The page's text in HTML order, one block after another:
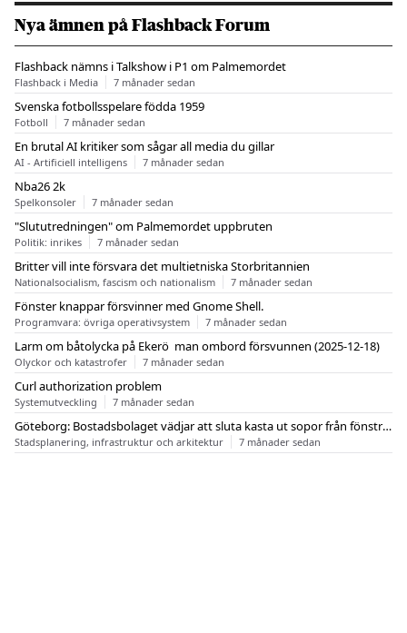
Nya ämnen på Flashback Forum
Flashback nämns i Talkshow i P1 om Palmemordet
Flashback i Media 7 månader sedan
Svenska fotbollsspelare födda 1959
Fotboll 7 månader sedan
En brutal AI kritiker som sågar all media du gillar
AI - Artificiell intelligens 7 månader sedan
Nba26 2k
Spelkonsoler 7 månader sedan
"Slututredningen" om Palmemordet uppbruten
Politik: inrikes 7 månader sedan
Britter vill inte försvara det multietniska Storbritannien
Nationalsocialism, fascism och nationalism 7 månader sedan
Fönster knappar försvinner med Gnome Shell.
Programvara: övriga operativsystem 7 månader sedan
Larm om båtolycka på Ekerö  man ombord försvunnen (2025-12-18)
Olyckor och katastrofer 7 månader sedan
Curl authorization problem
Systemutveckling 7 månader sedan
Göteborg: Bostadsbolaget vädjar att sluta kasta ut sopor från fönstren
Stadsplanering, infrastruktur och arkitektur 7 månader sedan